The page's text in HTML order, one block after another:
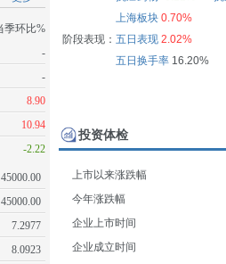
季环比%
-
-
8.90
10.94
-2.22
45000.00
45000.00
7.2977
8.0923
上海板块 0.70%
阶段表现： 五日表现 2.02%
五日换手率16.20%
投资体检
上市以来涨跌幅
今年涨跌幅
企业上市时间
企业成立时间